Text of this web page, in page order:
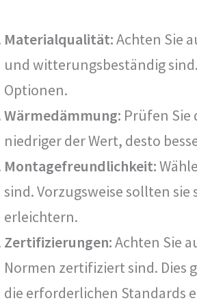
Materialqualität:Achten Sie
und witterungsbeständig
Optionen.
Wärmedämmung: Prüfen Sie
niedriger der Wert, desto
Montagefreundlichkeit:
sind. Vorzugsweise sollten
erleichtern.
Zertifizierungen:Achten Sie
Normen zertifiziert sind. Dies
die erforderlichen Standards